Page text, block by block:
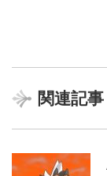
関連記事